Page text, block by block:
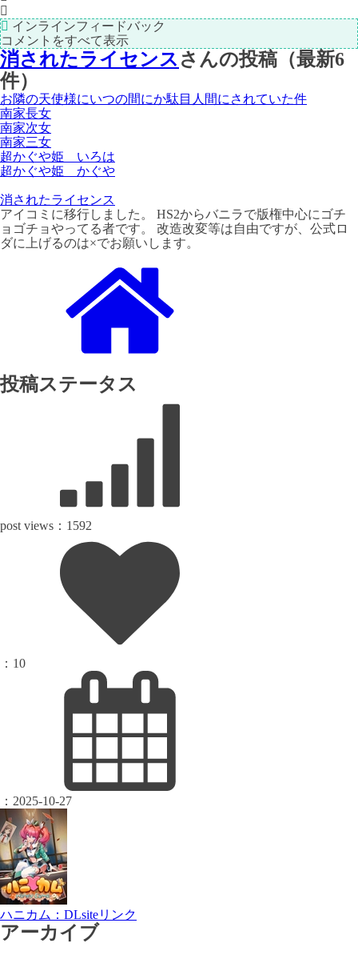
インラインフィードバック
コメントをすべて表示
消されたライセンス さんの投稿（最新6
件）
お隣の天使様にいつの間にか駄目人間にされていた件
南家長女
南家次女
南家三女
超かぐや姫 いろは
超かぐや姫 かぐや
消されたライセンス
アイコミに移行しました。 HS2からバニラで版権中心にゴチ
ョゴチョやってる者です。 改造改変等は自由ですが、公式ロ
ダに上げるのは×でお願いします。
投稿ステータス
post views： 1592
： 10
： 2025-10-27
ハニカム：DLsiteリンク
アーカイブ